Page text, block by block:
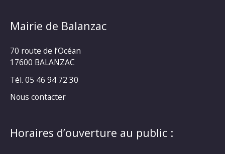
Mairie de Balanzac
70 route de l’Océan
17600 BALANZAC
Tél. 05 46 94 72 30
Nous contacter
Horaires d’ouverture au public :